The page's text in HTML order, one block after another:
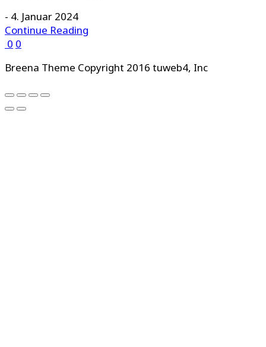
- 4. Januar 2024
Continue Reading
0 0
Breena Theme Copyright 2016 tuweb4, Inc